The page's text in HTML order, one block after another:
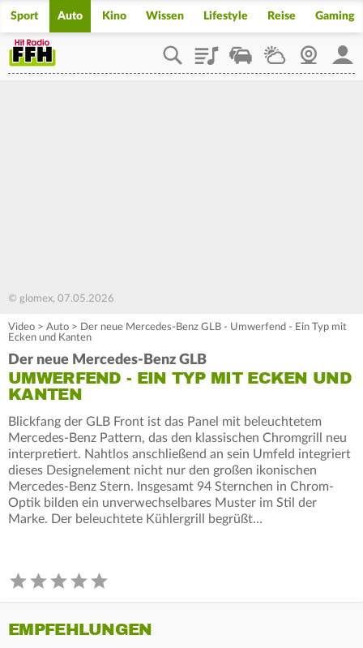
Sport Auto Kino Wissen Lifestyle Reise Gaming
PlaylistStaupilotWetterWebcam
© glomex, 07.05.2026
Video > Auto > Der neue Mercedes-Benz GLB - Umwerfend - Ein Typ mit
Ecken und Kanten
Der neue Mercedes-Benz GLB
UMWERFEND - EIN TYP MIT ECKEN UND
KANTEN
Blickfang der GLB Front ist das Panel mit beleuchtetem
Mercedes‑Benz Pattern, das den klassischen Chromgrill neu
interpretiert. Nahtlos anschließend an sein Umfeld integriert
dieses Designelement nicht nur den großen ikonischen
Mercedes‑Benz Stern. Insgesamt 94 Sternchen in Chrom-
Optik bilden ein unverwechselbares Muster im Stil der
Marke. Der beleuchtete Kühlergrill begrüßt…
EMPFEHLUNGEN